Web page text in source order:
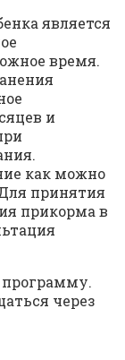
является
время.
и
как можно
принятия
прикорма в
через